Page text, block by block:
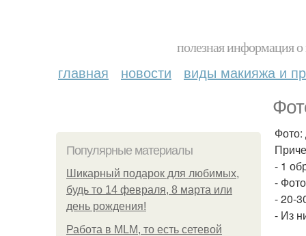
полезная информация
главная новости виды макияжа и
Популярные материалы
Шикарный подарок для любимых,
будь то 14 февраля, 8 марта или
день рождения!
Работа в MLM, то есть сетевой
Фото:
- 1
-
- 20-
- Из